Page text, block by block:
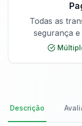
Todas as
segurança
Descrição